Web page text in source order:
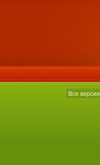
Все версии